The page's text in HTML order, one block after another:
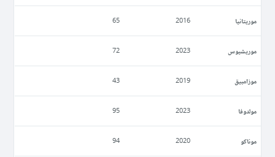
موريتانيا 2016
65
موريشيوس 2023
72
موزامبيق 2019
43
مولدوفا 2023
95
موناكو 2020
94